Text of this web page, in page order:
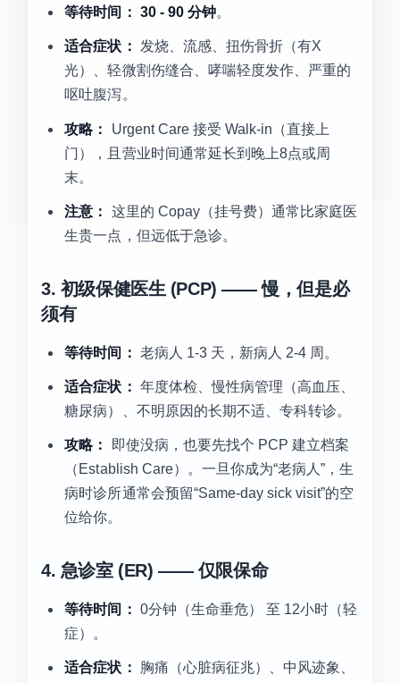
等待时间： 30 - 90 分钟。
适合症状： 发烧、流感、扭伤骨折（有X
光）、轻微割伤缝合、哮喘轻度发作、严重的
呕吐腹泻。
攻略：
Urgent Care 接受 Walk-in（直接上
门），且营业时间通常延长到晚上8点或周
末。
注意：
这里的 Copay（挂号费）通常比家庭医
生贵一点，但远低于急诊。
3. 初级保健医生 (PCP) —— 慢，但是必
须有
等待时间： 老病人 1-3 天，新病人 2-4 周。
适合症状： 年度体检、慢性病管理（高血压、
糖尿病）、不明原因的长期不适、专科转诊。
攻略：
即使没病，也要先找个 PCP 建立档案
（Establish Care）。一旦你成为“老病人”，生
病时诊所通常会预留“Same-day sick visit”的空
位给你。
4. 急诊室 (ER) —— 仅限保命
等待时间： 0分钟（生命垂危） 至 12小时（轻
症）。
适合症状：
胸痛（心脏病征兆）、中风迹象、